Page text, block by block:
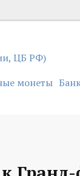
ЦБ РФ)
монеты